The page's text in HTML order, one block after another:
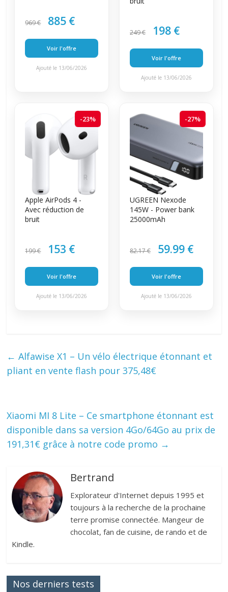
969 € 885 €
Voir l'offre
Ajouté le 13/06/2026
249 € 198 €
Voir l'offre
Ajouté le 13/06/2026
-23%
Apple AirPods 4 -
Avec réduction de
bruit
199 € 153 €
Voir l'offre
Ajouté le 13/06/2026
-27%
UGREEN Nexode
145W - Power bank
25000mAh
82.17 € 59.99 €
Voir l'offre
Ajouté le 13/06/2026
← Alfawise X1 – Un vélo électrique étonnant et
pliant en vente flash pour 375,48€
Xiaomi MI 8 Lite – Ce smartphone étonnant est
disponible dans sa version 4Go/64Go au prix de
191,31€ grâce à notre code promo →
Bertrand
Explorateur d'Internet depuis 1995 et
toujours à la recherche de la prochaine
terre promise connectée. Mangeur de
chocolat, fan de cuisine, de rando et de
Kindle.
Nos derniers tests